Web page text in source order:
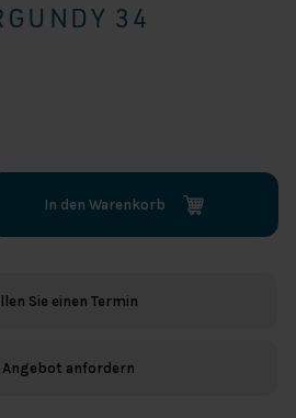
34
In den Warenkorb
Sie einen Termin
Angebot anfordern